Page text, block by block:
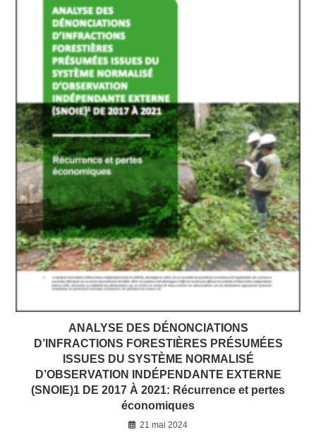
ANALYSE DES DÉNONCIATIONS
D’INFRACTIONS FORESTIÈRES PRÉSUMÉES
ISSUES DU SYSTÈME NORMALISÉ
D’OBSERVATION INDÉPENDANTE EXTERNE
(SNOIE)1 DE 2017 À 2021: Récurrence et pertes
économiques
21 mai 2024